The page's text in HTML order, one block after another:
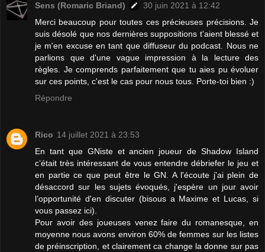
Sens (Romaric Briand)
30 juin 2021 à 12:42
Merci beaucoup pour toutes ces précieuses précisions. Je
suis désolé que nos dernières suppositions t'aient blessé et
je m'en excuse en tant que diffuseur du podcast. Nous ne
parlions que d'une vague impression à la lecture des
règles. Je comprends parfaitement que tu aies pu évoluer
sur ces points, c'est le cas pour nous tous. Porte-toi bien :)
Répondre
Rico 14 juillet 2021 à 23:53
En tant que GNiste et ancien joueur de Shadow Island
c’était très intéressant de vous entendre débriefer le jeu et
en partie ce que peut être le GN. A l'écoute j'ai plein de
désaccord sur les sujets évoqués, j'espère un jour avoir
l’opportunité d'en discuter (bisous a Maxime et Lucas, si
vous passez ici).
Pour avoir des joueuses venez faire du romanesque, en
moyenne nous avons environ 60% de femmes sur les listes
de préinscription, et clairement ca change la donne sur pas